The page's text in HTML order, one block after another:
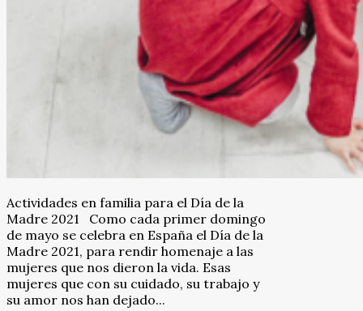
Actividades en familia para el Día de la
Madre 2021 Como cada primer domingo
de mayo se celebra en España el Día de la
Madre 2021, para rendir homenaje a las
mujeres que nos dieron la vida. Esas
mujeres que con su cuidado, su trabajo y
su amor nos han dejado...